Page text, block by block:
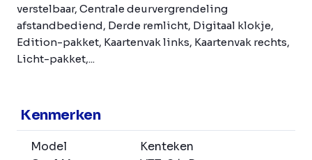
verstelbaar, Centrale deurvergrendeling
afstandbediend, Derde remlicht, Digitaal klokje,
Edition-pakket, Kaartenvak links, Kaartenvak rechts,
Licht-pakket,...
Kenmerken
Model
Kenteken